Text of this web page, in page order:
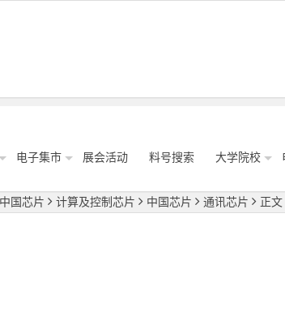
电子集市 展会活动 料号搜索 大学院校
中国芯片 计算及控制芯片 中国芯片 通讯芯片 正文